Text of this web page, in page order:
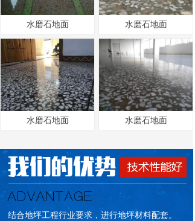
水磨石地面 水磨石地面
水磨石地面 水磨石地面
上一页 下一页
1/ 12
结合地坪工程行业要求，进行地坪材料配套。